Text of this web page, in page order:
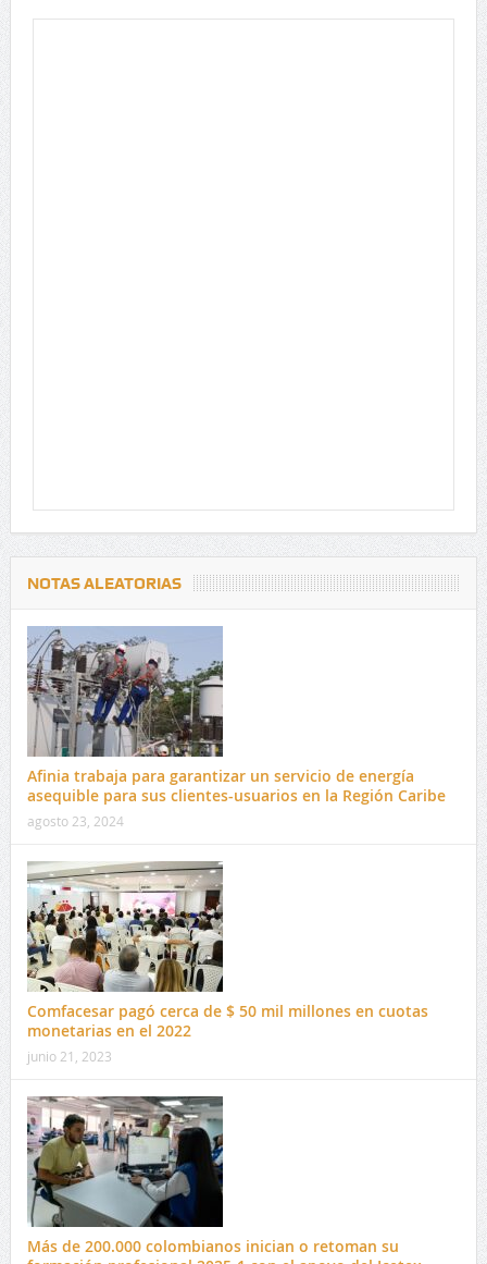
NOTAS ALEATORIAS
Afinia trabaja para garantizar un servicio de energía
asequible para sus clientes-usuarios en la Región Caribe
agosto 23, 2024
Comfacesar pagó cerca de $ 50 mil millones en cuotas
monetarias en el 2022
junio 21, 2023
Más de 200.000 colombianos inician o retoman su